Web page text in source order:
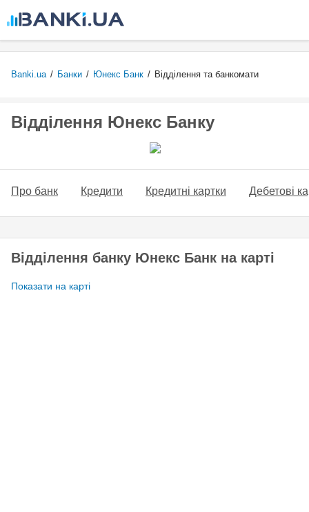
до
основного
вмісту
Banki.ua / Банки / Юнекс Банк / Відділення та банкомати
Відділення Юнекс Банку
Про банк Кредити Кредитні картки Дебетові
Відділення банку Юнекс Банк на карті
Показати на карті